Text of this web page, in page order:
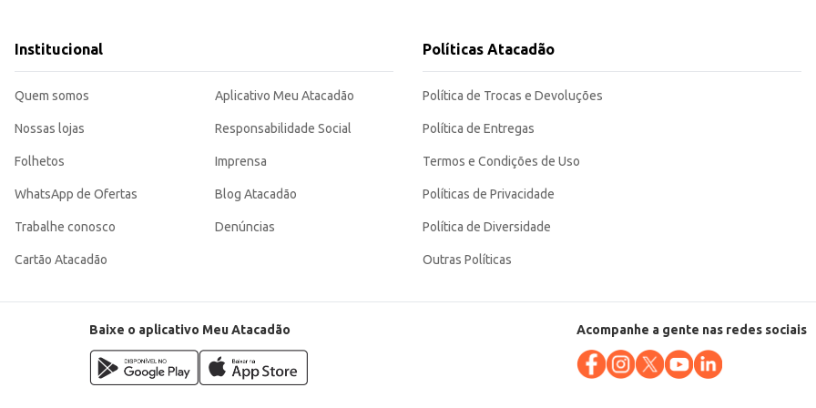
cacheados e crespos. Sua embalagem de 325ml oferece praticidade e um bom custo-benefício para o
Institucional
Quem somos
Nossas lojas
Folhetos
WhatsApp de Ofertas
Trabalhe conosco
Cartão Atacadão
Aplicativo Meu Atacadão
Responsabilidade Social
Imprensa
Blog Atacadão
Denúncias
Políticas Atacadão
Política de Trocas e Devoluções
Política de Entregas
Termos e Condições de Uso
Políticas de Privacidade
Política de Diversidade
Outras Políticas
Baixe o aplicativo Meu Atacadão Acompanhe a gente nas redes sociais